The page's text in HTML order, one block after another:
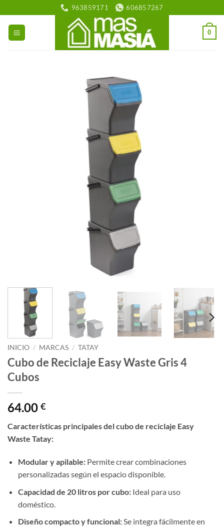
al
contenido
963859171 606857267
0
INICIO / MARCAS / TATAY
Cubo de Reciclaje Easy Waste Gris 4
Cubos
64.00 €
Características principales del cubo de reciclaje Easy
Waste Tatay:
Modular y apilable:Permite crear combinaciones
personalizadas según el espacio disponible.
Capacidad de 20 litros por cubo:Ideal para uso
doméstico.
Diseño compacto y funcional:Se integra fácilmente en